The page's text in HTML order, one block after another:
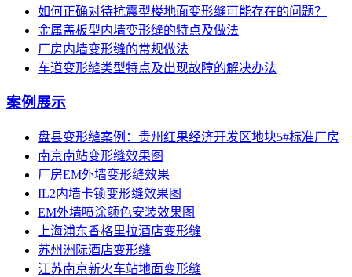
如何正确对待抗震型楼地面变形缝可能存在的问题？
金属盖板型内墙变形缝的特点及做法
厂房内墙变形缝的常规做法
车道变形缝类型特点及出现故障的解决办法
案例展示
盘县变形缝案例：贵州红果经济开发区地块5#标准厂房
南京南站变形缝效果图
厂房EM外墙变形缝效果
IL2内墙卡锁变形缝效果图
EM外墙喷涂颜色安装效果图
上海浦东香格里拉酒店变形缝
苏州洲际酒店变形缝
江苏南京新火车站地面变形缝